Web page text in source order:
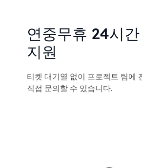
연중무휴 24시
지원
티켓 대기열 없이 프로젝트 팀에
직접 문의할 수 있습니다.